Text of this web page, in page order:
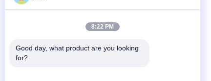
86-20-82038494
8:22 PM
Good day, what product are you looking
for?